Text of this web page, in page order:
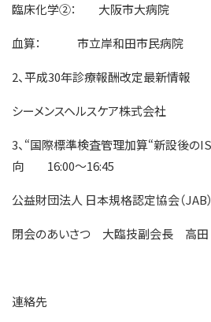
臨床化学②： 大阪市大
血算： 市立岸和田市民
2、平成30年診療報酬改定最
シーメンスヘルスケア株式
3、“国際標準検査管理加算“新設後のISO15189認定施設動
向 16:00～16:45
公益財団法人 日本規格認定協会
閉会のあいさつ 大臨技副会長 高
連絡先